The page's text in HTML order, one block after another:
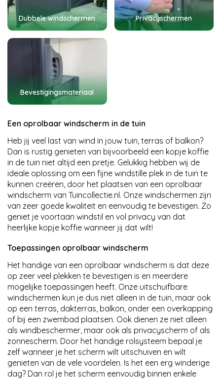
Dubbele windschermen Privacyschermen
Bevestigingsmateriaal
Een oprolbaar windscherm in de tuin
Heb jij veel last van wind in jouw tuin, terras of balkon?
Dan is rustig genieten van bijvoorbeeld een kopje koffie
in de tuin niet altijd een pretje. Gelukkig hebben wij de
ideale oplossing om een fijne windstille plek in de tuin te
kunnen creëren, door het plaatsen van een oprolbaar
windscherm van Tuincollectie.nl. Onze windschermen zijn
van zeer goede kwaliteit en eenvoudig te bevestigen. Zo
geniet je voortaan windstil en vol privacy van dat
heerlijke kopje koffie wanneer jij dat wilt!
Toepassingen oprolbaar windscherm
Het handige van een oprolbaar windscherm is dat deze
op zeer veel plekken te bevestigen is en meerdere
mogelijke toepassingen heeft. Onze uitschuifbare
windschermen kun je dus niet alleen in de tuin, maar ook
op een terras, dakterras, balkon, onder een overkapping
of bij een zwembad plaatsen. Ook dienen ze niet alleen
als windbeschermer, maar ook als privacyscherm of als
zonnescherm. Door het handige rolsysteem bepaal je
zelf wanneer je het scherm wilt uitschuiven en wilt
genieten van de vele voordelen. Is het een erg winderige
dag? Dan rol je het scherm eenvoudig binnen enkele